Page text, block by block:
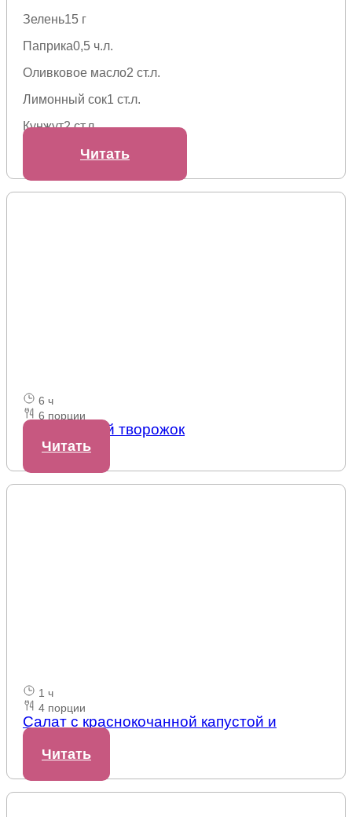
Зелень15 г
Паприка0,5 ч.л.
Оливковое масло2 ст.л.
Лимонный сок1 ст.л.
Кунжут2 ст.л.
Читать
6 ч
6 порции
Миндальный творожок
Читать
1 ч
4 порции
Салат с краснокочанной капустой и
бобами
Читать